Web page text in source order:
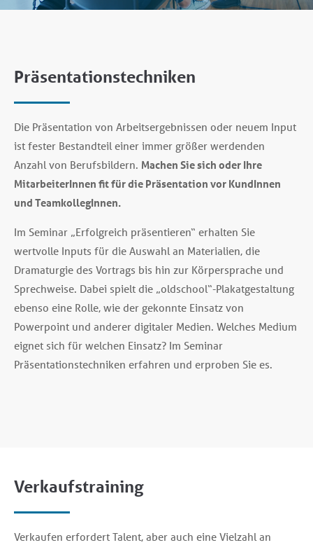
Präsentationstechniken
Die Präsentation von Arbeitsergebnissen oder neuem Input
ist fester Bestandteil einer immer größer werdenden
Anzahl von Berufsbildern. Machen Sie sich oder Ihre
MitarbeiterInnen fit für die Präsentation vor KundInnen
und TeamkollegInnen.
Im Seminar „Erfolgreich präsentieren“ erhalten Sie
wertvolle Inputs für die Auswahl an Materialien, die
Dramaturgie des Vortrags bis hin zur Körpersprache und
Sprechweise. Dabei spielt die „oldschool“-Plakatgestaltung
ebenso eine Rolle, wie der gekonnte Einsatz von
Powerpoint und anderer digitaler Medien. Welches Medium
eignet sich für welchen Einsatz? Im Seminar
Präsentationstechniken erfahren und erproben Sie es.
Verkaufstraining
Verkaufen erfordert Talent, aber auch eine Vielzahl an